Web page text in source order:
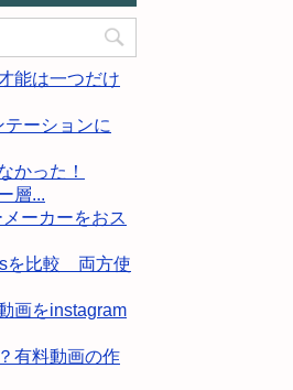
能は一つだけ
ーションに
かった！
層...
ーカーをおス
を比較 両方使
画をinstagram
有料動画の作